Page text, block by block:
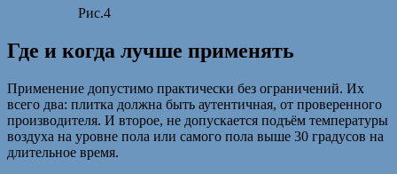
Рис.4
Где и когда лучше применять
Применение допустимо практически без ограничений. Их
всего два: плитка должна быть аутентичная, от проверенного
производителя. И второе, не допускается подъём температуры
воздуха на уровне пола или самого пола выше 30 градусов на
длительное время.